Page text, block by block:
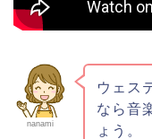
nanami
ウェス
なら音
ょう。